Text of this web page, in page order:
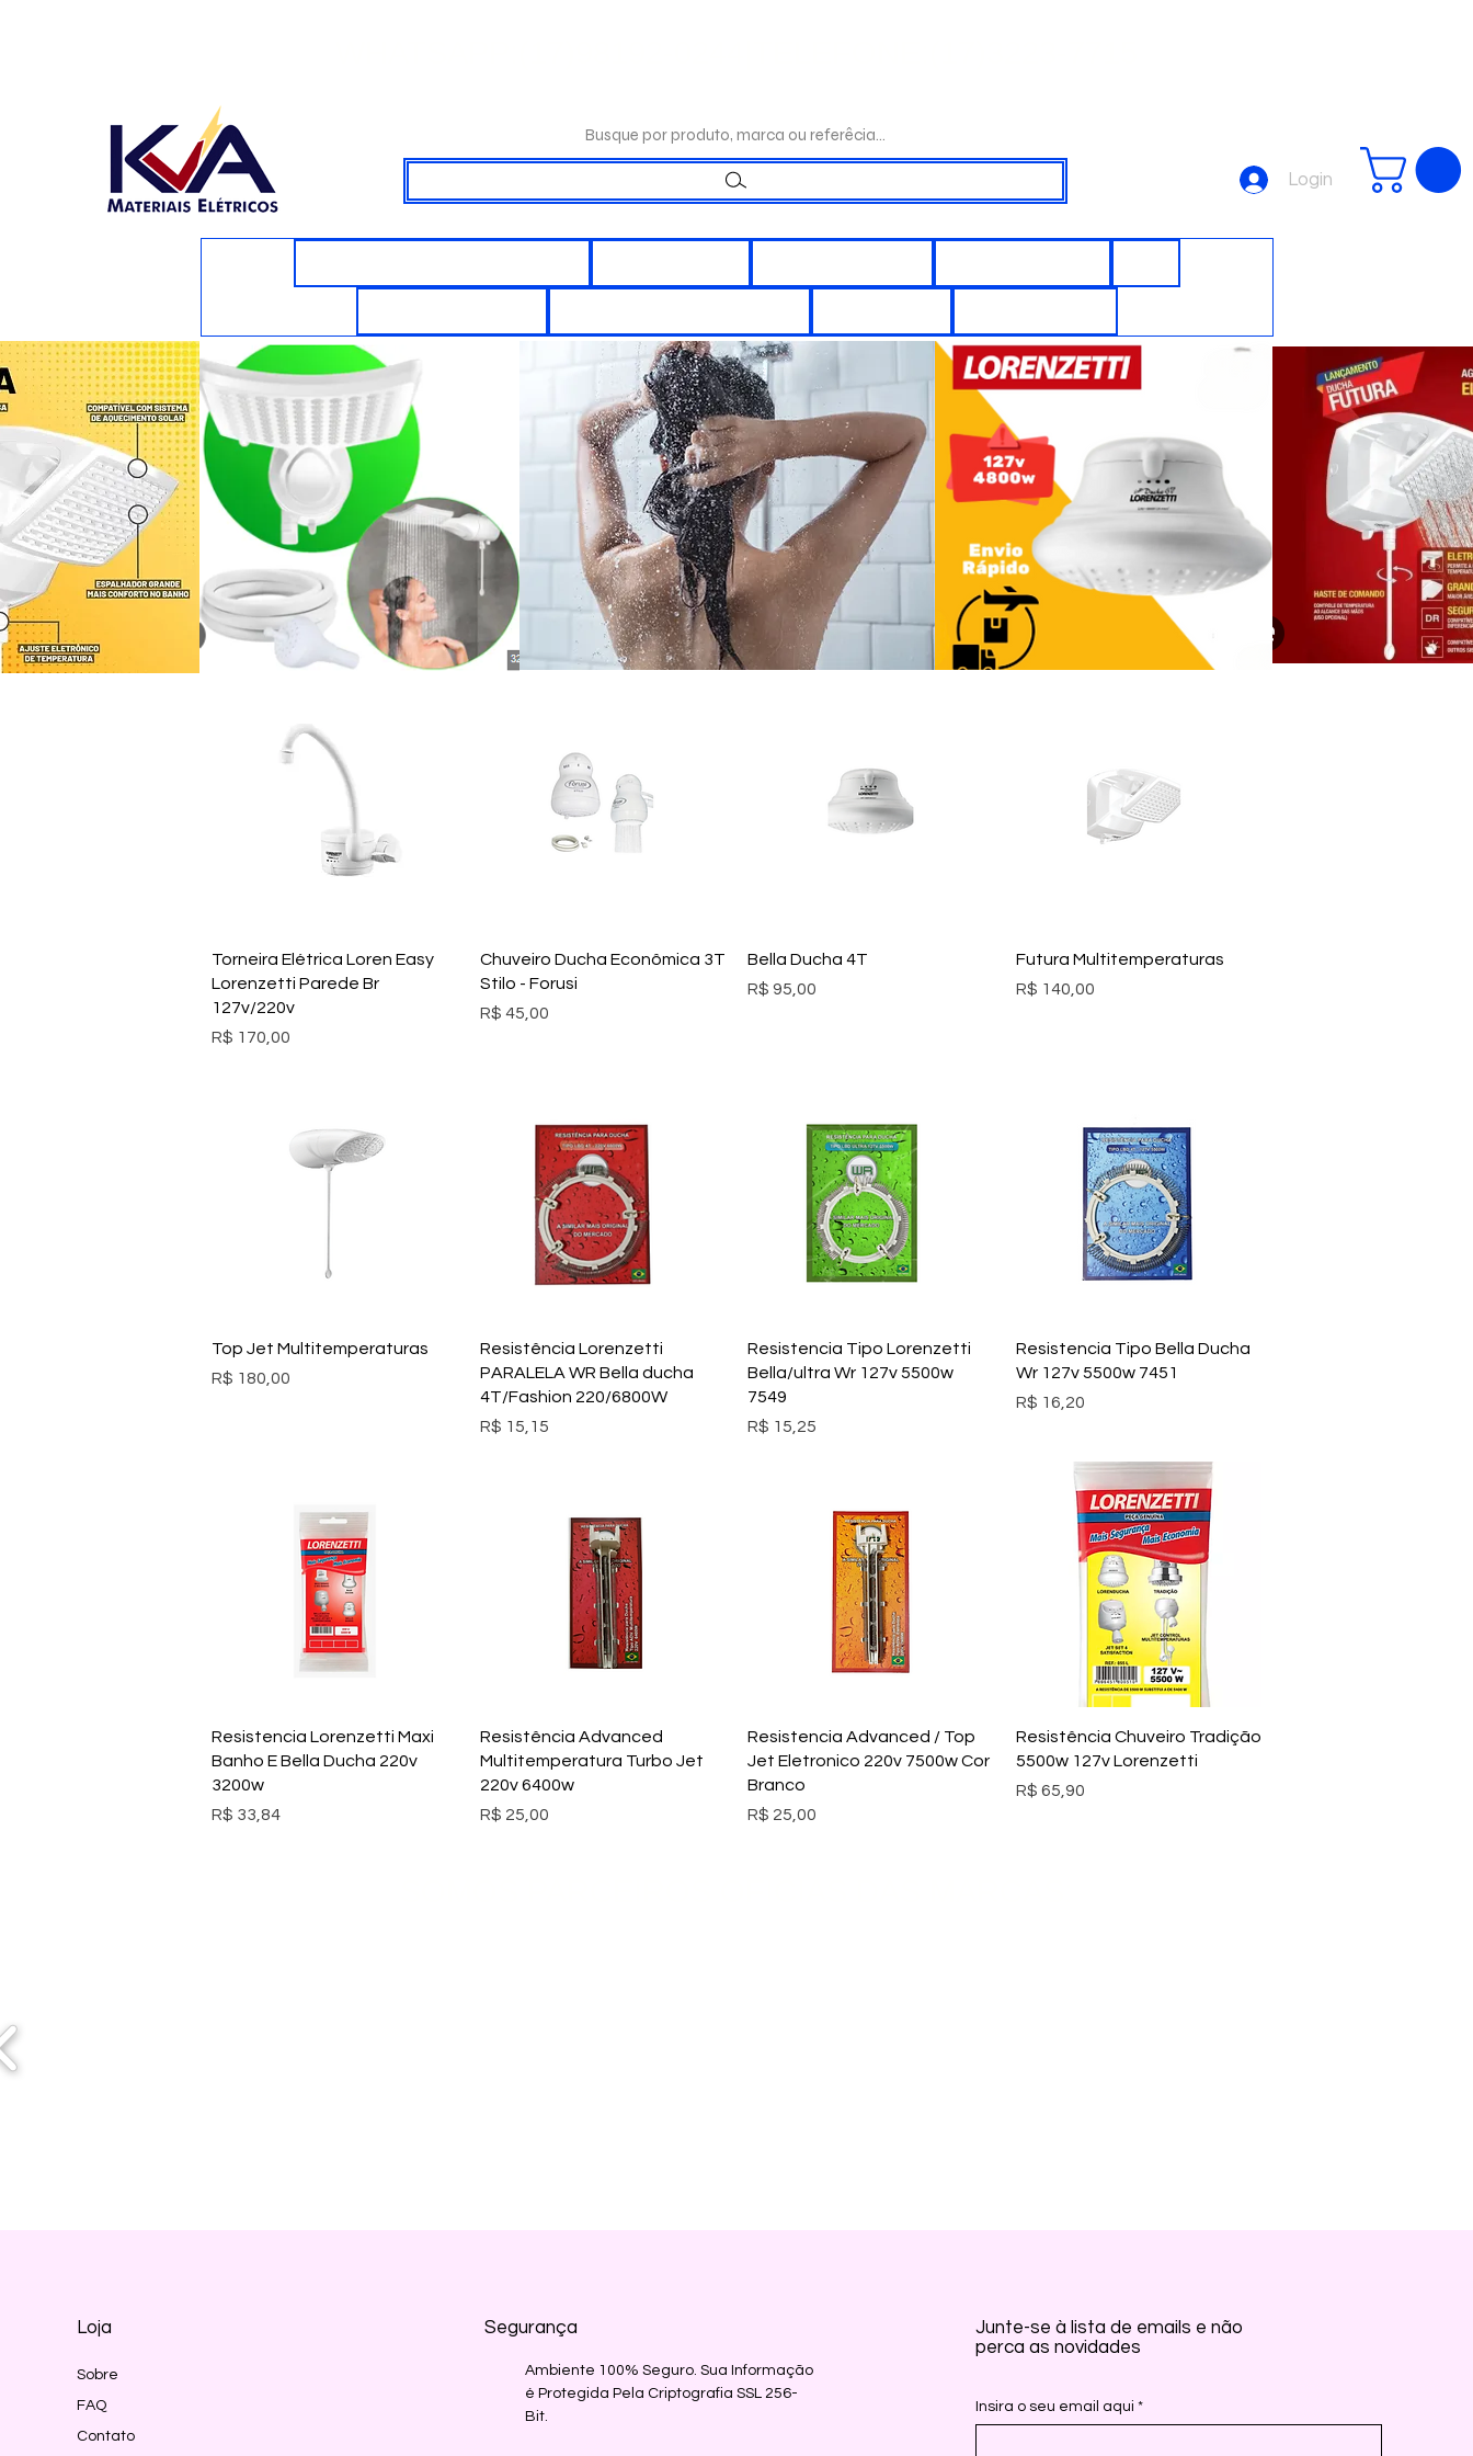
Login
Busque por produto, marca ou referêcia...
Visualização rápida
Torneira Elétrica Loren Easy
Lorenzetti Parede Br
127v/220v
Preço
R$ 170,00
Visualização rápida
Chuveiro Ducha Econômica 3T
Stilo - Forusi
Preço
R$ 45,00
Visualização rápida
Bella Ducha 4T
Preço
R$ 95,00
Visualização rápida
Futura Multitemperaturas
Preço
R$ 140,00
Visualização rápida
Top Jet Multitemperaturas
Preço
R$ 180,00
Visualização rápida
Resistência Lorenzetti
PARALELA WR Bella ducha
4T/Fashion 220/6800W
Preço
R$ 15,15
Visualização rápida
Resistencia Tipo Lorenzetti
Bella/ultra Wr 127v 5500w
7549
Preço
R$ 15,25
Visualização rápida
Resistencia Tipo Bella Ducha
Wr 127v 5500w 7451
Preço
R$ 16,20
Visualização rápida
Resistencia Lorenzetti Maxi
Banho E Bella Ducha 220v
3200w
Preço
R$ 33,84
Visualização rápida
Resistência Advanced
Multitemperatura Turbo Jet
220v 6400w
Preço
R$ 25,00
Visualização rápida
Resistencia Advanced / Top
Jet Eletronico 220v 7500w Cor
Branco
Preço
R$ 25,00
Visualização rápida
Resistência Chuveiro Tradição
5500w 127v Lorenzetti
Preço
R$ 65,90
Loja
Sobre
FAQ
Contato
Segurança
Ambiente 100% Seguro. Sua Informação
é Protegida Pela Criptografia SSL 256-
Bit.
Junte-se à lista de emails e não
perca as novidades
Insira o seu email aqui